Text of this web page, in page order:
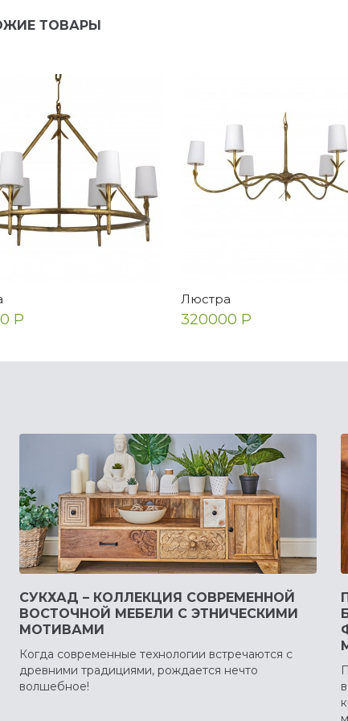
Выглядит идеально,
надежно зап...
ТОВАРЫ
Р
Люстра
320000 Р
СУКХАД – КОЛЛЕКЦИЯ СОВРЕМЕННОЙ
ВОСТОЧНОЙ МЕБЕЛИ С ЭТНИЧЕСКИМИ
МОТИВАМИ
Когда современные технологии встречаются с
древними традициями, рождается нечто
волшебное!